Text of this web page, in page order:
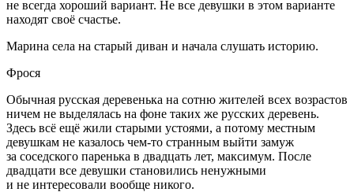
не всегда хороший вариант. Не все девушки в этом варианте
находят своё счастье.
Марина села на старый диван и начала слушать историю.
Фрося
Обычная русская деревенька на сотню жителей всех возрастов
ничем не выделялась на фоне таких же русских деревень.
Здесь всё ещё жили старыми устоями, а потому местным
девушкам не казалось чем-то странным выйти замуж
за соседского паренька в двадцать лет, максимум. После
двадцати все девушки становились ненужными
и не интересовали вообще никого.